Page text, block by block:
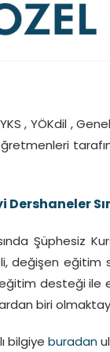
, YÖKdil ,
Dershaneler
Şüphesiz
değişen
desteği ile
biri
bilgiye buradan